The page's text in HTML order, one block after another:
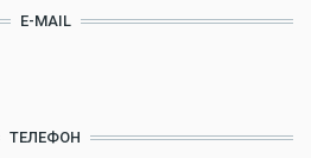
E-MAIL
ТЕЛЕФОН